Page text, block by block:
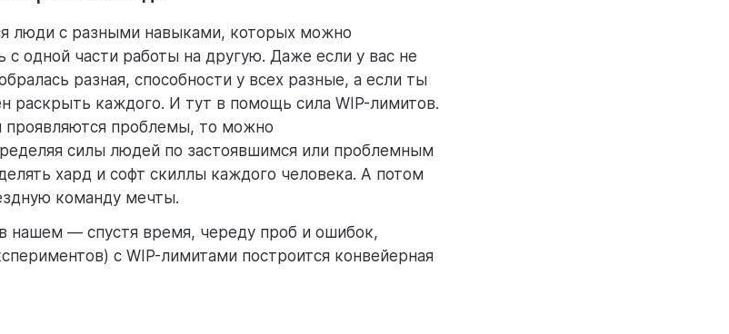
люди с разными навыками, которых можно
с одной части работы на другую. Даже если у вас не
разная, способности у всех разные, а если ты
раскрыть каждого. И тут в помощь сила WIP-лимитов.
проявляются проблемы, то можно
силы людей по застоявшимся или проблемным
хард и софт скиллы каждого человека. А потом
команду мечты.
нашем — спустя время, череду проб и ошибок,
с WIP-лимитами построится конвейерная